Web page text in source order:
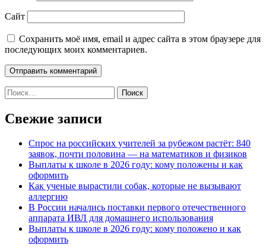
Сайт
Сохранить моё имя, email и адрес сайта в этом браузере для
последующих моих комментариев.
Найти:
Свежие записи
Спрос на российских учителей за рубежом растёт: 840
заявок, почти половина — на математиков и физиков
Выплаты к школе в 2026 году: кому положены и как
оформить
Как ученые вырастили собак, которые не вызывают
аллергию
В России начались поставки первого отечественного
аппарата ИВЛ для домашнего использования
Выплаты к школе в 2026 году: кому положено и как
оформить